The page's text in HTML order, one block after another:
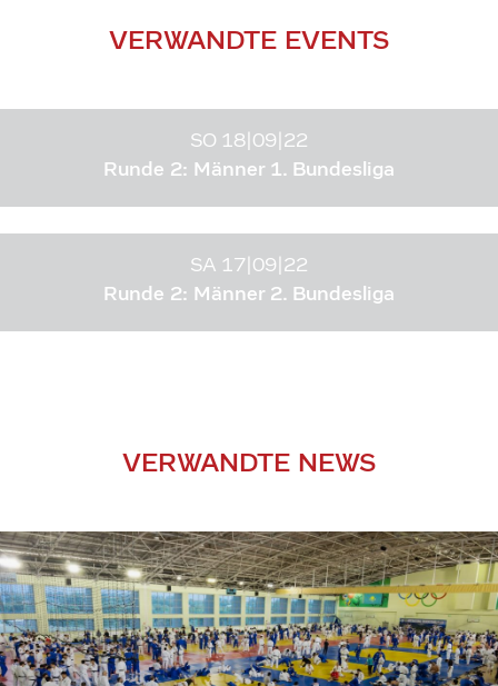
VERWANDTE EVENTS
SO 18|09|22
Runde 2: Männer 1. Bundesliga
SA 17|09|22
Runde 2: Männer 2. Bundesliga
VERWANDTE NEWS